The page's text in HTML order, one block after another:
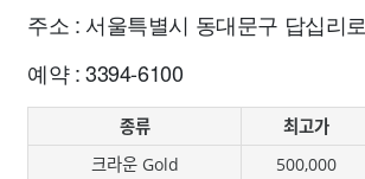
주소 : 서울특별시 동대문구 답십리로
예약 : 3394-6100
종류 최고가
크라운 Gold
500,000